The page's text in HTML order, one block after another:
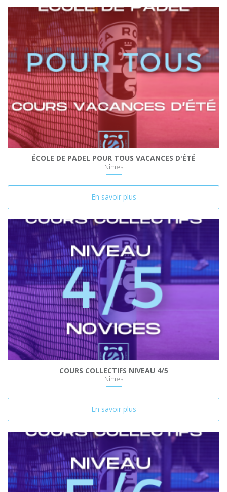
ÉCOLE DE PADEL POUR TOUS VACANCES D'ÉTÉ
Nîmes
En savoir plus
COURS COLLECTIFS NIVEAU 4/5
Nîmes
En savoir plus